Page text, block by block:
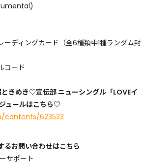
ーディングカード（全6種類中1種ランダム封
コード
きめき♡宣伝部 ニューシングル「LOVEイ
ュールはこちら♡
623523
お問い合わせはこちら
サポート